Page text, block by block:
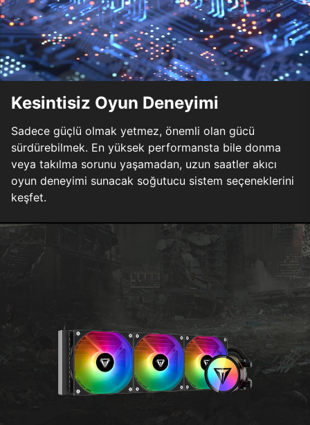
Kesintisiz Oyun Deneyimi
Sadece güçlü olmak yetmez, önemli olan gücü
sürdürebilmek. En yüksek performansta bile donma
veya takılma sorunu yaşamadan, uzun saatler akıcı
oyun deneyimi sunacak soğutucu sistem seçeneklerini
keşfet.